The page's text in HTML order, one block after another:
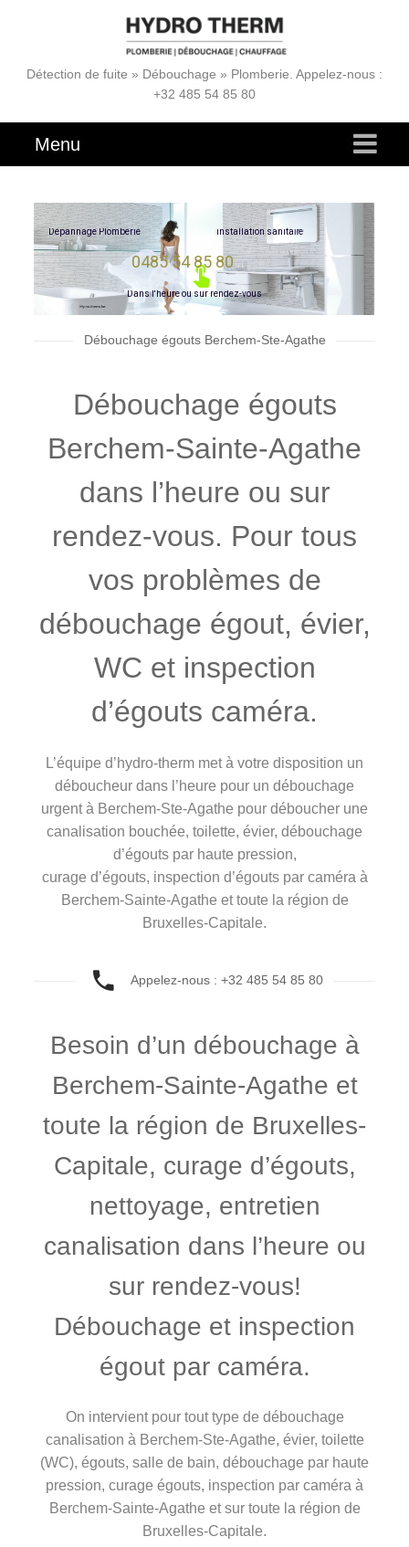
Détection de fuite » Débouchage » Plomberie. Appelez-nous :
+32 485 54 85 80
Menu
Dépannage Plomberie
0485 54 85 80
installation sanitaire
Dansl'heureousur rendez-vous
Débouchage égouts Berchem-Ste-Agathe
Débouchage égouts
Berchem-Sainte-Agathe
dans l’heure ou sur
rendez-vous. Pour tous
vos problèmes de
débouchage égout, évier,
WC et inspection
d’égouts caméra.
L’équipe d’hydro-therm met à votre disposition un
déboucheur dans l’heure pour un débouchage
urgent à Berchem-Ste-Agathe pour déboucher une
canalisation bouchée, toilette, évier, débouchage
d’égouts par haute pression,
curage d’égouts, inspection d’égouts par caméra à
Berchem-Sainte-Agathe et toute la région de
Bruxelles-Capitale.
Appelez-nous : +32 485 54 85 80
Besoin d’un débouchage à
Berchem-Sainte-Agathe et
toute la région de Bruxelles-
Capitale, curage d’égouts,
nettoyage, entretien
canalisation dans l’heure ou
sur rendez-vous!
Débouchage et inspection
égout par caméra.
On intervient pour tout type de débouchage
canalisation à Berchem-Ste-Agathe, évier, toilette
(WC), égouts, salle de bain, débouchage par haute
pression, curage égouts, inspection par caméra à
Berchem-Sainte-Agathe et sur toute la région de
Bruxelles-Capitale.